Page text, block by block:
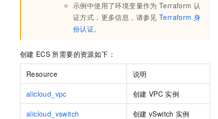
示例中使用了环境变量作为 Terraform 认
证方式，更多信息，请参见 Terraform 身
份认证。
创建 ECS 所需要的资源如下：
Resource 说明
alicloud_vpc 创建 VPC 实例
alicloud_vswitch 创建 vSwitch 实例